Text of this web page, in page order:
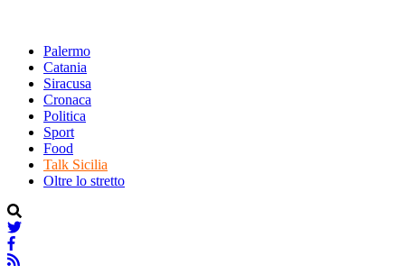
Palermo
Catania
Siracusa
Cronaca
Politica
Sport
Food
Talk Sicilia
Oltre lo stretto